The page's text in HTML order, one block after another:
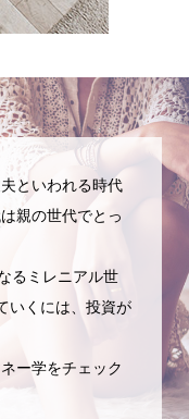
といわれる時代
親の世代でとっ
るミレニアル世
いくには、投資が
ー学をチェック